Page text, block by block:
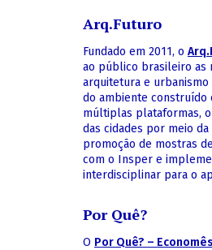
Arq.Futuro
Fundado em 2011, o
ao público brasileiro as
arquitetura e
do ambiente construído
múltiplas plataformas,
das cidades por meio
promoção de mostras
com o Insper e
interdisciplinar para o
Por Quê?
O Por Quê? –